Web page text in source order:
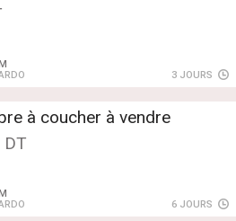
3 JOURS
à coucher à vendre
6 JOURS